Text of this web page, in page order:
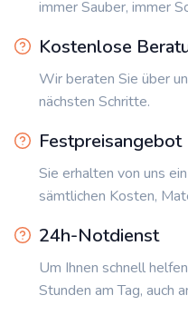
immer Sauber, immer
Kostenlose
Wir beraten Sie über
nächsten Schritte.
Festpreisangebot
Sie erhalten von uns
sämtlichen Kosten,
24h-Notdienst
Um Ihnen schnell
Stunden am Tag, auch